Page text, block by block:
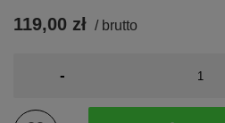
119,00 zł / brutto
-